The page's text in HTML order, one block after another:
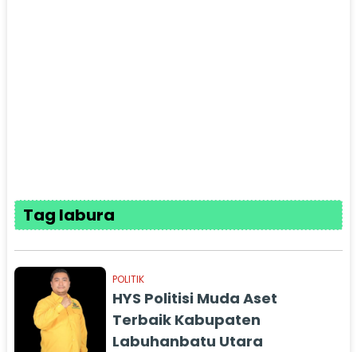
Tag labura
POLITIK
HYS Politisi Muda Aset
Terbaik Kabupaten
Labuhanbatu Utara